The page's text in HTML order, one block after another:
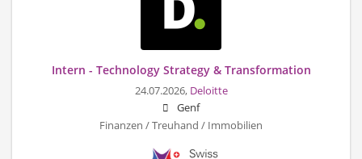
Intern - Technology Strategy & Transformation
24.07.2026, Deloitte
Genf
Finanzen / Treuhand / Immobilien